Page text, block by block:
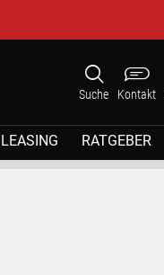
Suche Kontakt
LEASING RATGEBER